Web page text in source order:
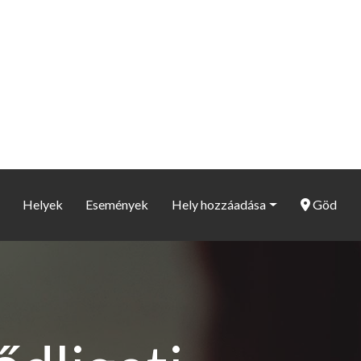
Helyek Események Hely hozzáadása Göd